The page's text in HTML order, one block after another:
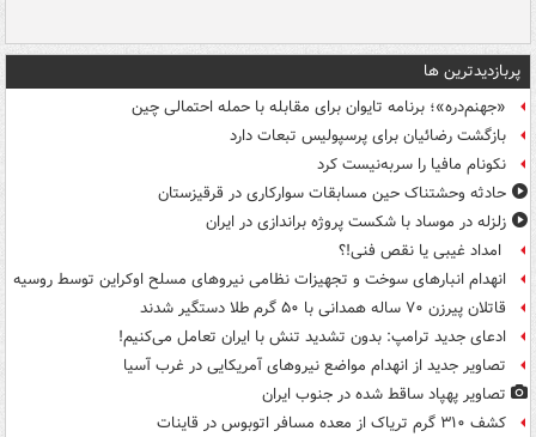
پربازدیدترین ها
«جهنم‌دره»؛ برنامه تایوان برای مقابله با حمله احتمالی چین
بازگشت رضائیان برای پرسپولیس تبعات دارد
نکونام مافیا را سربه‌نیست کرد
حادثه وحشتناک حین مسابقات سوارکاری در قرقیزستان
زلزله در موساد با شکست پروژه براندازی در ایران
امداد غیبی یا نقص فنی!؟
انهدام انبارهای سوخت و تجهیزات نظامی نیروهای مسلح اوکراین توسط روسیه
قاتلان پیرزن ۷۰ ساله همدانی با ۵۰ گرم طلا دستگیر شدند
ادعای جدید ترامپ: بدون تشدید تنش با ایران تعامل می‌کنیم!
تصاویر جدید از انهدام مواضع نیروهای آمریکایی در غرب آسیا
تصاویر پهپاد ساقط شده در جنوب ایران
کشف ۳۱۰ گرم تریاک از معده مسافر اتوبوس در قاینات